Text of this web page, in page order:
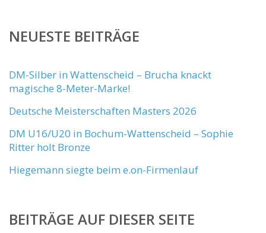
NEUESTE BEITRÄGE
DM-Silber in Wattenscheid – Brucha knackt
magische 8-Meter-Marke!
Deutsche Meisterschaften Masters 2026
DM U16/U20 in Bochum-Wattenscheid – Sophie
Ritter holt Bronze
Hiegemann siegte beim e.on-Firmenlauf
BEITRÄGE AUF DIESER SEITE